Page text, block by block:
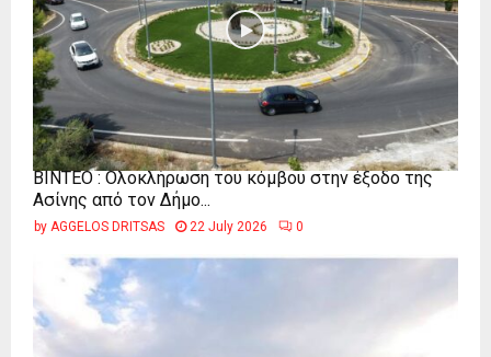
ΒΙΝΤΕΟ : Ολοκλήρωση του κόμβου στην έξοδο της
Ασίνης από τον Δήμο...
by AGGELOS DRITSAS 22 July 2026 0